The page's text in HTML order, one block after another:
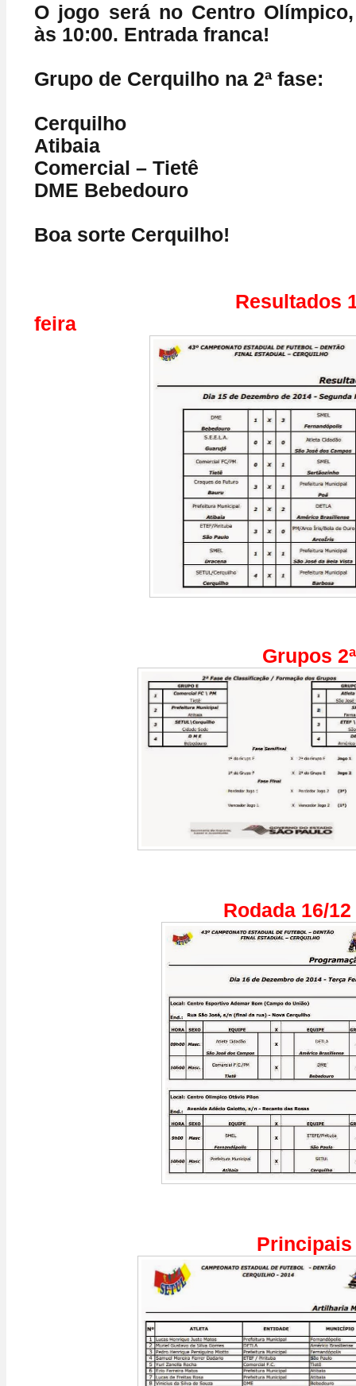
O jogo será no Centro
às 10:00. Entrada franca!
Grupo de Cerquilho na 2ª fase:
Cerquilho
Atibaia
Comercial – Tietê
DME Bebedouro
Boa sorte Cerquilho!
Resultados
feira
Grupos
Rodada 16/